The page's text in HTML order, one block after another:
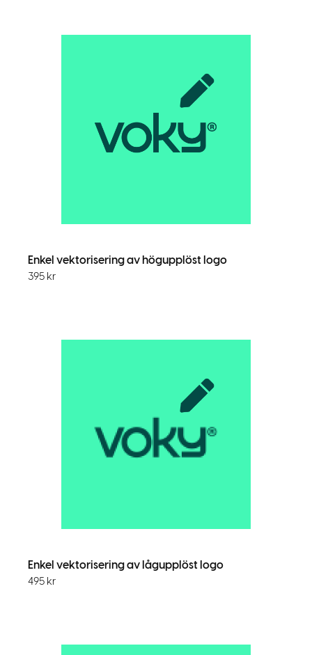
Enkel vektorisering av högupplöst logo
395 kr
Enkel vektorisering av lågupplöst logo
495 kr